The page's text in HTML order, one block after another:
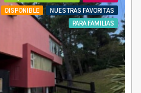
DISPONIBLE
NUESTRAS FAVORITAS
PARA FAMILIAS